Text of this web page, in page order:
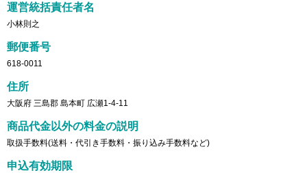
運営統括責任者名
小林則之
郵便番号
618-0011
住所
大阪府 三島郡 島本町 広瀬1-4-11
商品代金以外の料金の説明
取扱手数料(送料・代引き手数料・振り込み手数料など)
申込有効期限